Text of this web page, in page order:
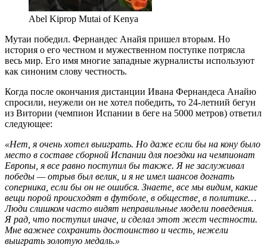
Abel Kiprop Mutai of Kenya
Мутаи победил. Фернандес Анайя пришел вторым. Но
история о его честном и мужественном поступке потрясла
весь мир. Его имя многие западные журналисты используют
как синоним слову честность.
Когда после окончания дистанции Ивана Фернандеса Анайю
спросили, неужели он не хотел победить, то 24-летний бегун
из Витории (чемпион Испании в беге на 5000 метров) ответил
следующее:
«Нет, я очень хотел выиграть. Но даже если бы на кону было
место в составе сборной Испании для поездки на чемпионат
Европы, я все равно поступил бы также. Я не заслуживал
победы — отрыв был велик, и я не имел шансов догнать
соперника, если бы он не ошибся. Знаете, все мы видим, какие
вещи порой происходят в футболе, в обществе, в политике…
Люди слишком часто видят неправильные модели поведения.
Я рад, что поступил иначе, и сделал этот жест честности.
Мне важнее сохранить достоинство и честь, нежели
выиграть золотую медаль.»